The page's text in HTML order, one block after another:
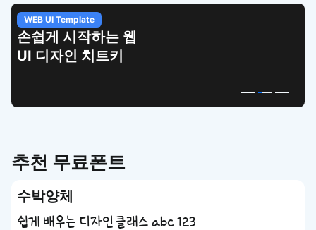
WEB UI Template
손쉽게 시작하는 웹
UI 디자인 치트키
추천 무료폰트
수박양체
쉽게 배우는 디자인 클래스 abc 123